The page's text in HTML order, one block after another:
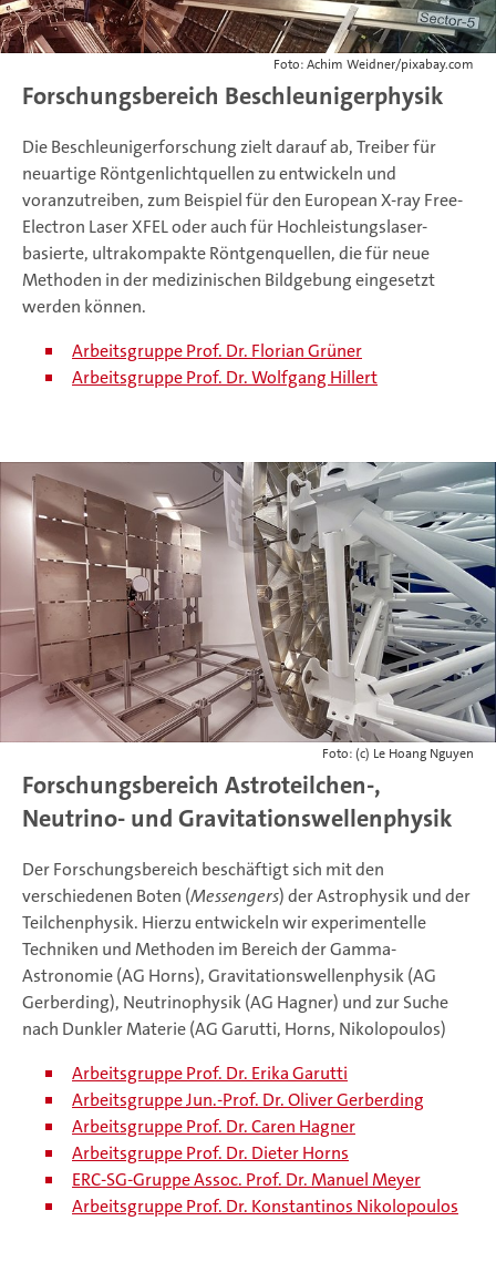
Foto: Achim Weidner/pixabay.com
Forschungsbereich Beschleunigerphysik
Die Beschleunigerforschung zielt darauf ab, Treiber für
neuartige Röntgenlichtquellen zu entwickeln und
voranzutreiben, zum Beispiel für den European X-ray Free-
Electron Laser XFEL oder auch für Hochleistungslaser-
basierte, ultrakompakte Röntgenquellen, die für neue
Methoden in der medizinischen Bildgebung eingesetzt
werden können.
Arbeitsgruppe Prof. Dr. Florian Grüner
Arbeitsgruppe Prof. Dr. Wolfgang Hillert
Foto: (c) Le Hoang Nguyen
Forschungsbereich Astroteilchen-,
Neutrino- und Gravitationswellenphysik
Der Forschungsbereich beschäftigt sich mit den
verschiedenen Boten (Messengers) der Astrophysik und der
Teilchenphysik. Hierzu entwickeln wir experimentelle
Techniken und Methoden im Bereich der Gamma-
Astronomie (AG Horns), Gravitationswellenphysik (AG
Gerberding), Neutrinophysik (AG Hagner) und zur Suche
nach Dunkler Materie (AG Garutti, Horns, Nikolopoulos)
Arbeitsgruppe Prof. Dr. Erika Garutti
Arbeitsgruppe Jun.-Prof. Dr. Oliver Gerberding
Arbeitsgruppe Prof. Dr. Caren Hagner
Arbeitsgruppe Prof. Dr. Dieter Horns
ERC-SG-Gruppe Assoc. Prof. Dr. Manuel Meyer
Arbeitsgruppe Prof. Dr. Konstantinos Nikolopoulos